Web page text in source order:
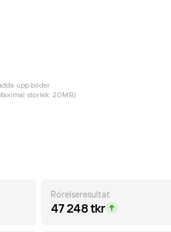
upp bilder
storlek: 20MB)
Rörelseresultat
47 248 tkr